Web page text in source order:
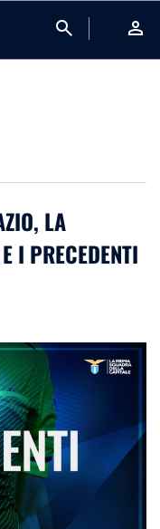
search person
LA
I PRECEDENTI